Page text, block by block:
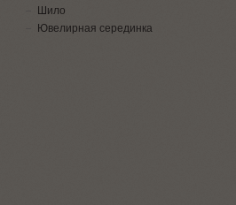
Шило
Ювелирная серединка